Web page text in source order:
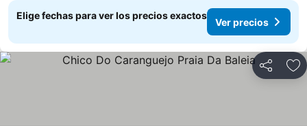
Elige fechas para ver los precios exactos
Ver precios
Compartir